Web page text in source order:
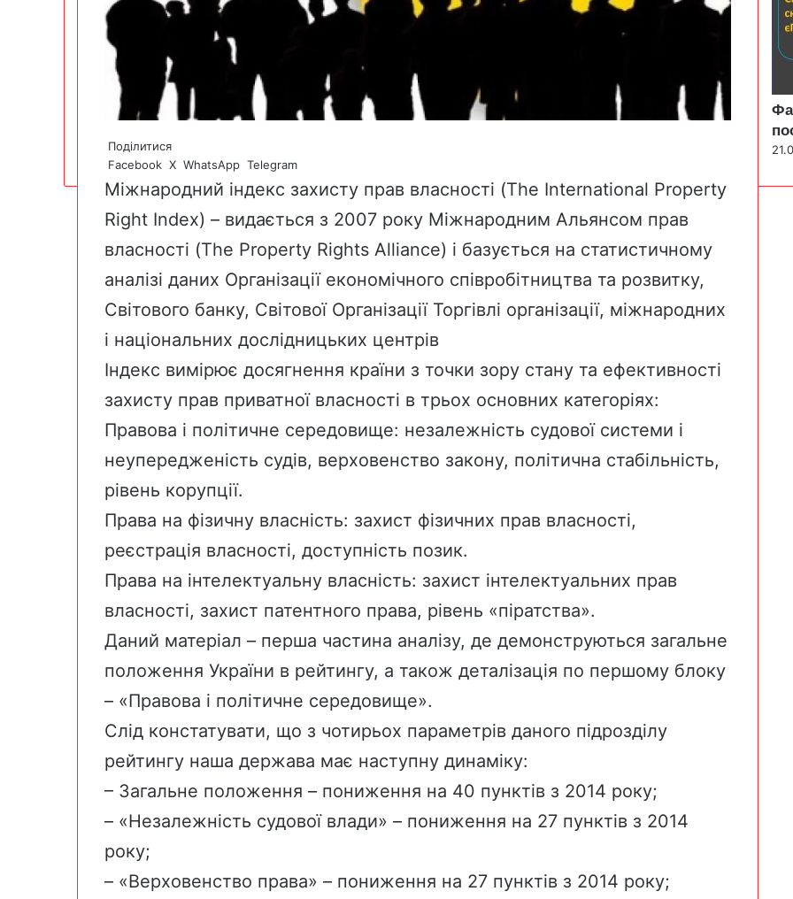
Поділитися
Facebook X WhatsApp Telegram
Міжнародний індекс захисту прав власності (The International Property
Right Index) – видається з 2007 року Міжнародним Альянсом прав
власності (The Property Rights Alliance) і базується на статистичному
аналізі даних Організації економічного співробітництва та розвитку,
Світового банку, Світової Організації Торгівлі організації, міжнародних
і національних дослідницьких центрів
Індекс вимірює досягнення країни з точки зору стану та ефективності
захисту прав приватної власності в трьох основних категоріях:
Правова і політичне середовище: незалежність судової системи і
неупередженість судів, верховенство закону, політична стабільність,
рівень корупції.
Права на фізичну власність: захист фізичних прав власності,
реєстрація власності, доступність позик.
Права на інтелектуальну власність: захист інтелектуальних прав
власності, захист патентного права, рівень «піратства».
Даний матеріал – перша частина аналізу, де демонструються загальне
положення України в рейтингу, а також деталізація по першому блоку
– «Правова і політичне середовище».
Слід констатувати, що з чотирьох параметрів даного підрозділу
рейтингу наша держава має наступну динаміку:
– Загальне положення – пониження на 40 пунктів з 2014 року;
– «Незалежність судової влади» – пониження на 27 пунктів з 2014
року;
– «Верховенство права» – пониження на 27 пунктів з 2014 року;